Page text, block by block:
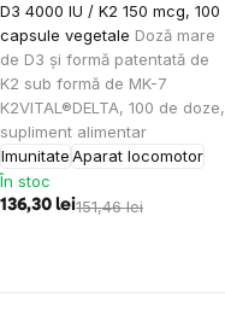
D3 4000 IU / K2 150 mcg, 100
capsule vegetale Doză mare
de D3 și formă patentată de
K2 sub formă de MK-7
K2VITAL®DELTA, 100 de doze,
supliment alimentar
ImunitateAparat locomotor
În stoc
136,30 lei151,46 lei